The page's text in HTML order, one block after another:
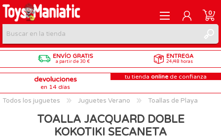
REGISTRARME
INICIAR SESIÓN
0
ENVÍO GRATIS
a partir de 30 €
ENTREGA
24/48 horas
devoluciones
en 14 días
tu tienda online de confianza
Todos los juguetes Juguetes Verano Toallas de Playa
TOALLA JACQUARD DOBLE
KOKOTIKI SECANETA